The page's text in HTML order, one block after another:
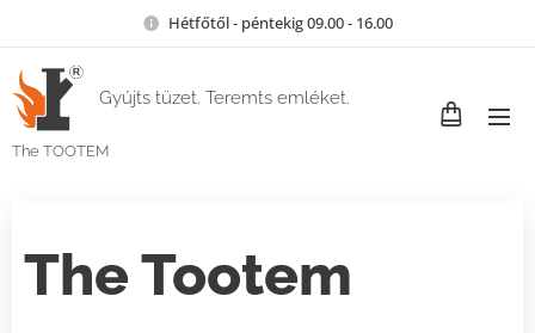
Hétfőtől - péntekig 09.00 - 16.00
Gyújts tüzet. Teremts emléket.
The TOOTEM
The Tootem